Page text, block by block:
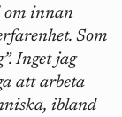
om innan
Som
Inget jag
att arbeta
ibland